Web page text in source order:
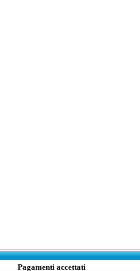
Pagamenti accettati